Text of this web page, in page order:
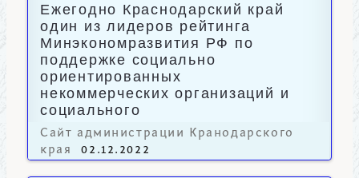
Ежегодно Краснодарский край
один из лидеров рейтинга
Минэкономразвития РФ по
поддержке социально
ориентированных
некоммерческих организаций и
социального
предпринимательства.
Сайт администрации Кранодарского
края
02.12.2022